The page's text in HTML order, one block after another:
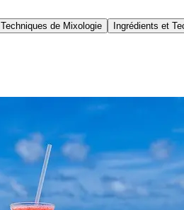
Techniques de Mixologie Ingrédients et